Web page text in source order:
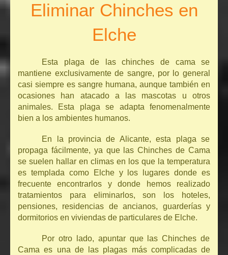
Eliminar Chinches en
Elche
Esta plaga de las chinches de cama se
mantiene exclusivamente de sangre, por lo general
casi siempre es sangre humana, aunque también en
ocasiones han atacado a las mascotas u otros
animales. Esta plaga se adapta fenomenalmente
bien a los ambientes humanos.
En la provincia de Alicante, esta plaga se
propaga fácilmente, ya que las Chinches de Cama
se suelen hallar en climas en los que la temperatura
es templada como Elche y los lugares donde es
frecuente encontrarlos y donde hemos realizado
tratamientos para eliminarlos, son los hoteles,
pensiones, residencias de ancianos, guarderías y
dormitorios en viviendas de particulares de Elche.
Por otro lado, apuntar que las Chinches de
Cama es una de las plagas más complicadas de